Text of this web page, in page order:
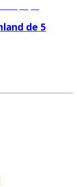
de 5